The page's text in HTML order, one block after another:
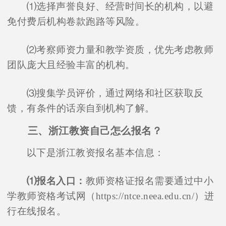
⑴选择声誉良好、经营时间长的机构，以避
免付费后机构卷款跑路等风险。
⑵考察师资力量和教学资质，优先考虑教师
团队庞大且经验丰富的机构。
⑶搜集学员评价，通过网络和社区获取反
馈，有条件的话亲自到机构了解。
三、浙江教资自己怎么报名？
以下是浙江教资报名基本信息：
⑴报名入口： 教师资格证报名需要通过中小
学教师资格考试网（https://ntce.neea.edu.cn/）进
行在线报名。